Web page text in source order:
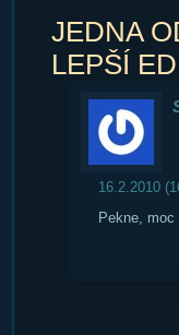
JEDNA
LEPŠÍ
16.2.2010
Pekne,